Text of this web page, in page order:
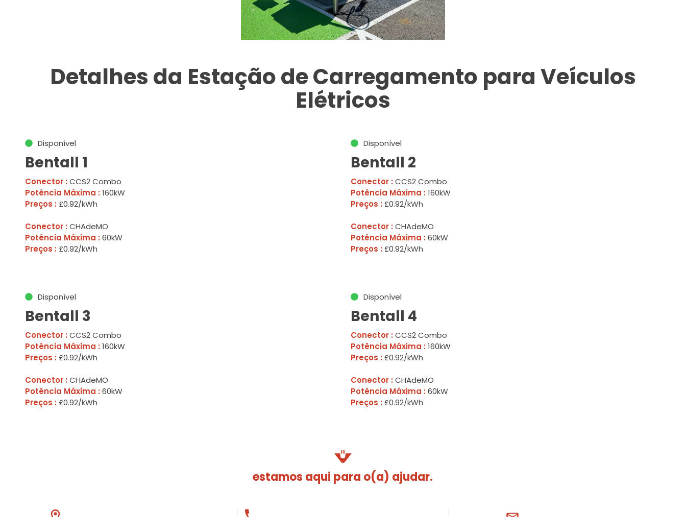
Detalhes da Estação de Carregamento para Veículos
Elétricos
Disponível
Bentall 1
Conector : CCS2 Combo
Potência Máxima : 160kW
Preços : £0.92/kWh
Conector : CHAdeMO
Potência Máxima : 60kW
Preços : £0.92/kWh
Disponível
Bentall 2
Conector : CCS2 Combo
Potência Máxima : 160kW
Preços : £0.92/kWh
Conector : CHAdeMO
Potência Máxima : 60kW
Preços : £0.92/kWh
Disponível
Bentall 3
Conector : CCS2 Combo
Potência Máxima : 160kW
Preços : £0.92/kWh
Conector : CHAdeMO
Potência Máxima : 60kW
Preços : £0.92/kWh
Disponível
Bentall 4
Conector : CCS2 Combo
Potência Máxima : 160kW
Preços : £0.92/kWh
Conector : CHAdeMO
Potência Máxima : 60kW
Preços : £0.92/kWh
estamos aqui para o(a) ajudar.